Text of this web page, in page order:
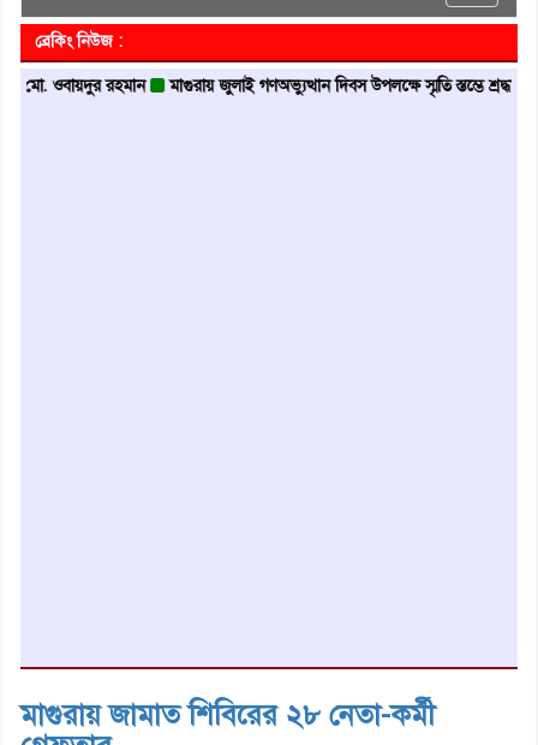
ব্রেকিং নিউজ :
রহমান মাগুরায় জুলাই গণঅভ্যুত্থান দিবস উপলক্ষে স্মৃতি স্তম্ভে শ্রদ্ধা নিবেদন
মাগুরায় জামাত শিবিরের ২৮ নেতা-কর্মী